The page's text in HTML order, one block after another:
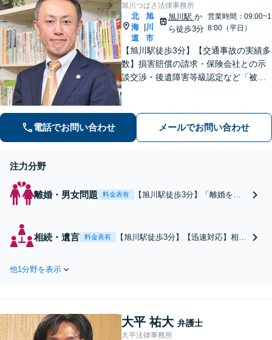
旭川つばさ法律事務所
北
海
道
旭
川
市
旭川駅 か
ら徒歩3分
営業時間：09:00~1
8:00（平日）
【旭川駅徒歩3分】【交通事故の実績多
数】損害賠償の請求・保険会社との示
談交渉・後遺障害等級認定など「被害
ど、事故に遭われたらまずご相談を
【初回相談無料】【ビデオ面談可】
電話でお問い合わせ メールでお問い合わせ
注力分野
離婚・男女問題 料金表有
【旭川駅徒歩3分】「離婚を決
慰謝料請求など。「ご依頼者さ
相続・遺言 料金表有
【旭川駅徒歩3分】【迅速対応】相続
手続きをサポート！【ビデオ面談
他1分野を表示
大平 祐大 弁護士
大平法律事務所